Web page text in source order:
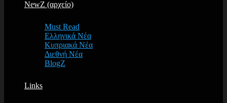
NewZ (αρχείο)
Must Read
Ελληνικά Νέα
Κυπριακά Νέα
Διεθνή Νέα
BlogZ
Links